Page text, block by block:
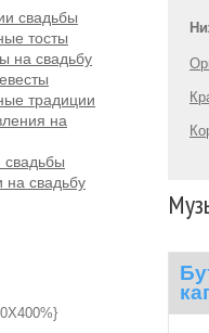
свадьбы
тосты
на свадьбу
традиции
на
на свадьбу